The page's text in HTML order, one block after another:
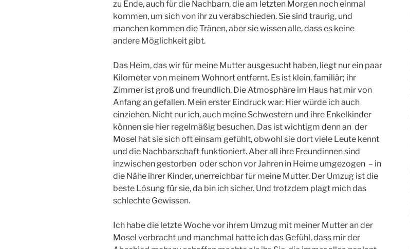
zu Ende, auch für die Nachbarn, die am letzten Morgen noch einmal
kommen, um sich von ihr zu verabschieden. Sie sind traurig, und
manchen kommen die Tränen, aber sie wissen alle, dass es keine
andere Möglichkeit gibt.
Das Heim, das wir für meine Mutter ausgesucht haben, liegt nur ein paar
Kilometer von meinem Wohnort entfernt. Es ist klein, familiär; ihr
Zimmer ist groß und freundlich. Die Atmosphäre im Haus hat mir von
Anfang an gefallen. Mein erster Eindruck war: Hier würde ich auch
einziehen. Nicht nur ich, auch meine Schwestern und ihre Enkelkinder
können sie hier regelmäßig besuchen. Das ist wichtigm denn an der
Mosel hat sie sich oft einsam gefühlt, obwohl sie dort viele Leute kennt
und die Nachbarschaft funktioniert. Aber all ihre Freundinnen sind
inzwischen gestorben oder schon vor Jahren in Heime umgezogen – in
die Nähe ihrer Kinder, unerreichbar für meine Mutter. Der Umzug ist die
beste Lösung für sie, da bin ich sicher. Und trotzdem plagt mich das
schlechte Gewissen.
Ich habe die letzte Woche vor ihrem Umzug mit meiner Mutter an der
Mosel verbracht und manchmal hatte ich das Gefühl, dass mir der